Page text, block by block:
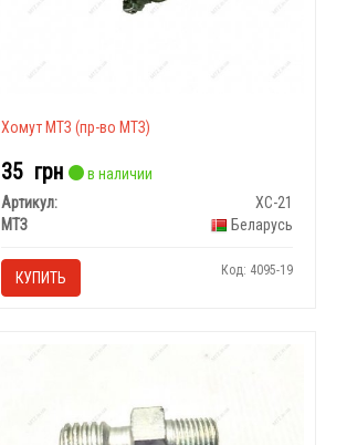
Хомут МТЗ (пр-во МТЗ)
35 грн
в наличии
Артикул:
ХС-21
МТЗ
Беларусь
КУПИТЬ Код: 4095-19